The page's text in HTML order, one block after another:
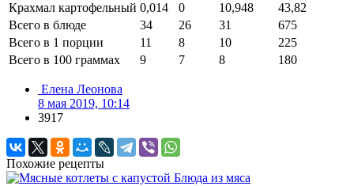
Крахмал картофельный 0,014 0 10,948
43,82
Всего в блюде
34 26 31
675
Всего в 1 порции
11 8 10
225
Всего в 100 граммах
9 7 8 180
Елена Леонова
8 мая 2019, 10:14
3917
Похожие рецепты
Блюда из мяса